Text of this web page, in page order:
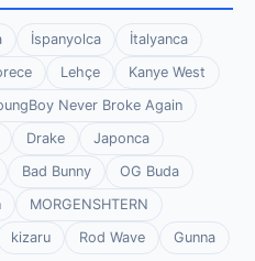
İspanyolca
İtalyanca
Lehçe
Kanye West
Never Broke Again
Drake
Japonca
Bad Bunny
OG Buda
MORGENSHTERN
kizaru Rod Wave
Gunna